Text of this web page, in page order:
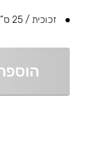
זכוכית / 25 ס”מ